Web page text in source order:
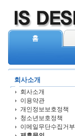
홈
회사소개
회사소개
이용약관
개인정보보호정책
청소년보호정책
이메일무단수집거부